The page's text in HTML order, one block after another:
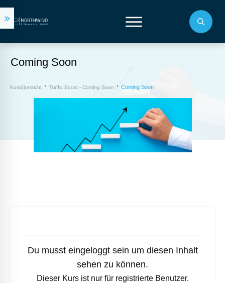
Coming Soon
Kursübersicht Traffic Boost - Coming Soon Coming Soon
Du musst eingeloggt sein um diesen Inhalt
sehen zu können.
Dieser Kurs ist nur für registrierte Benutzer.